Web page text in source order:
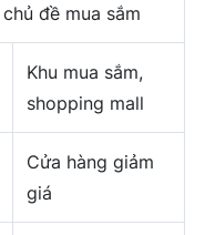
đề mua sắm
Khu mua sắm,
shopping mall
Cửa hàng giảm
giá